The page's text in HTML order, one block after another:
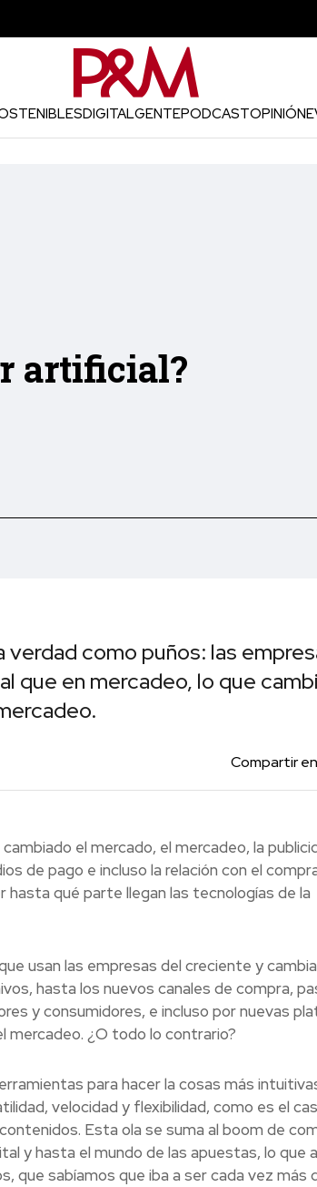
DIGITALGENTEPODCASTOPINIÓN
artificial?
como puños: las
que en mercadeo, lo que
Compartir
el mercado, el mercadeo, la
de pago e incluso la relación con el
qué parte llegan las tecnologías de la
usan las empresas del creciente y
hasta los nuevos canales de compra,
y consumidores, e incluso por nuevas
mercadeo. ¿O todo lo contrario?
para hacer la cosas más
velocidad y flexibilidad, como es el
Esta ola se suma al boom de
y hasta el mundo de las apuestas, lo que
que sabíamos que iba a ser cada vez más